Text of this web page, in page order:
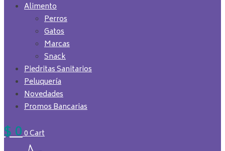
Alimento
Perros
Gatos
Marcas
Snack
Piedritas Sanitarios
Peluquería
Novedades
Promos Bancarias
$00Cart